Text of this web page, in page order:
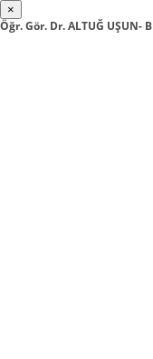
×
Öğr. Gör. Dr. ALTUĞ UŞUN-